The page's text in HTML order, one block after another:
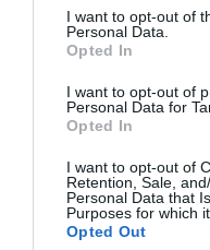
consent section.
I want to opt-out of
Personal Data.
Opted In
I want to opt-out of
Personal Data for
Opted In
I want to opt-out of
Retention, Sale,
Personal Data that
Purposes for which
Opted Out
LIFESTYLE
Έφη Θώδη: Το
του παραδοσιακού
Έχει έναν γιο
14.02.2026 - 19:44